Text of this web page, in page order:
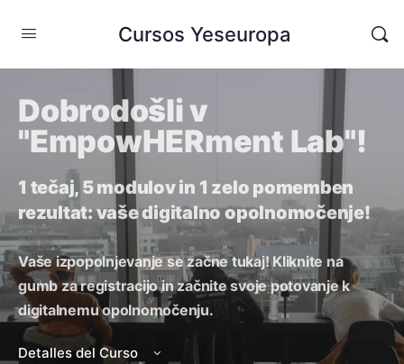
Cursos Yeseuropa
Dobrodošli v
"EmpowHERment Lab"!
1 tečaj, 5 modulov in 1 zelo pomemben
rezultat: vaše digitalno opolnomočenje!
Vaše izpopolnjevanje se začne tukaj! Kliknite na
gumb za registracijo in začnite svoje potovanje k
digitalnemu opolnomočenju.
Detalles del Curso